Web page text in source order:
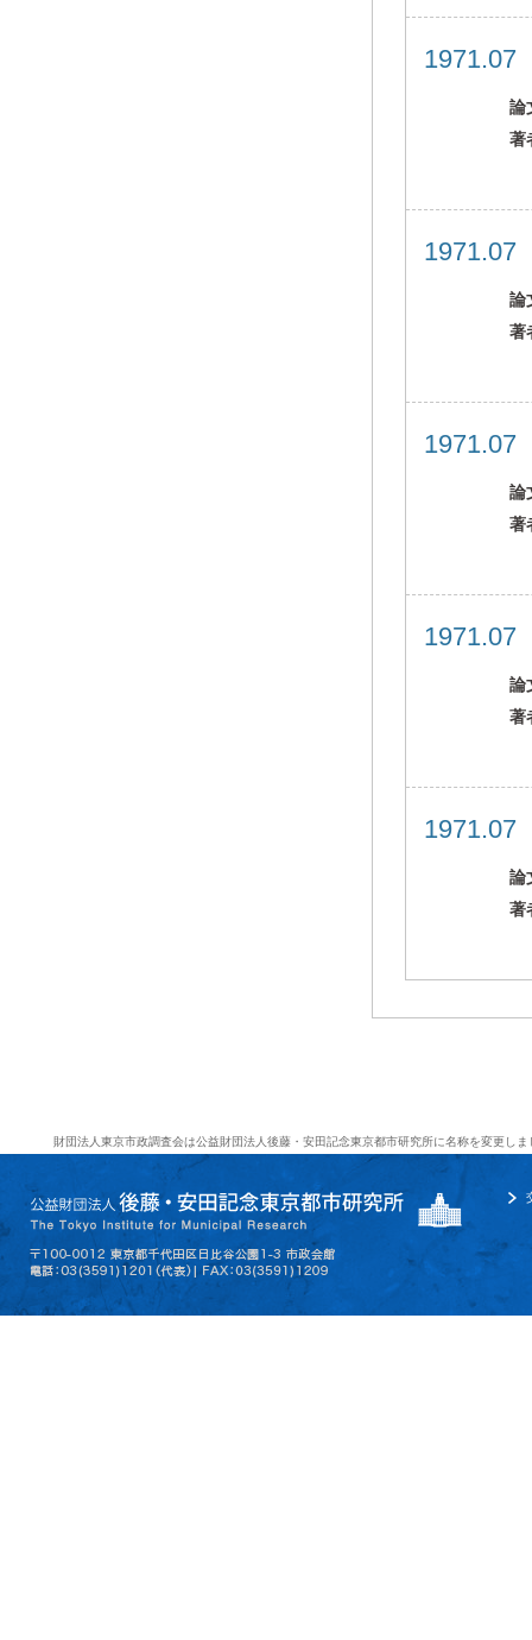
論
著
論
著
論
著
論
著
論
著
財団法人東京市政調査会は公益財団法人後藤・安田記念東京都市研究所に名称を変更しま